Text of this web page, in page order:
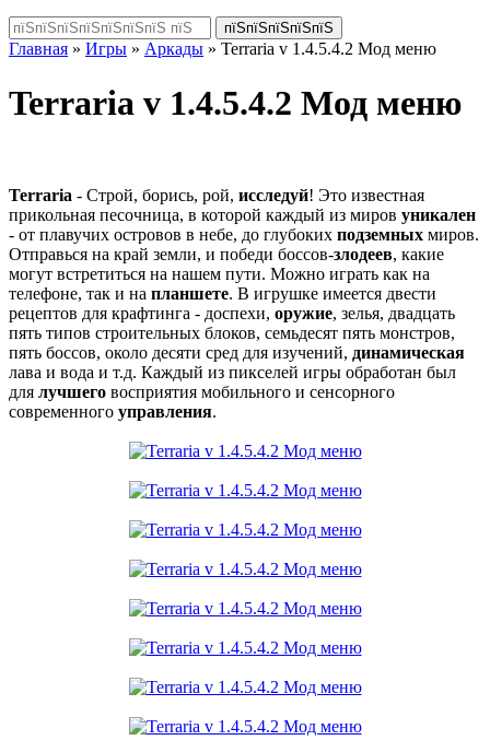
Главная » Игры » Аркады » Terraria v 1.4.5.4.2 Мод меню
Terraria v 1.4.5.4.2 Мод меню
Terraria - Строй, борись, рой, исследуй! Это известная
прикольная песочница, в которой каждый из миров уникален
- от плавучих островов в небе, до глубоких подземных миров.
Отправься на край земли, и победи боссов-злодеев, какие
могут встретиться на нашем пути. Можно играть как на
телефоне, так и на планшете. В игрушке имеется двести
рецептов для крафтинга - доспехи, оружие, зелья, двадцать
пять типов строительных блоков, семьдесят пять монстров,
пять боссов, около десяти сред для изучений, динамическая
лава и вода и т.д. Каждый из пикселей игры обработан был
для лучшего восприятия мобильного и сенсорного
современного управления.